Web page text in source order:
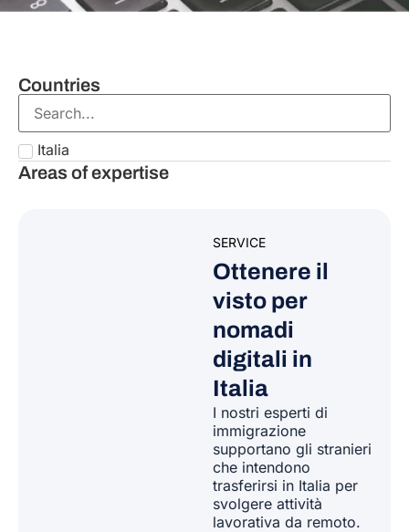
Countries
Italia
Areas of expertise
SERVICE
Ottenere il
visto per
nomadi
digitali in
Italia
I nostriesperti di
immigrazione
supportanogli stranieri
che intendono
trasferirsi in Italia per
svolgere attività
lavorativa da remoto.